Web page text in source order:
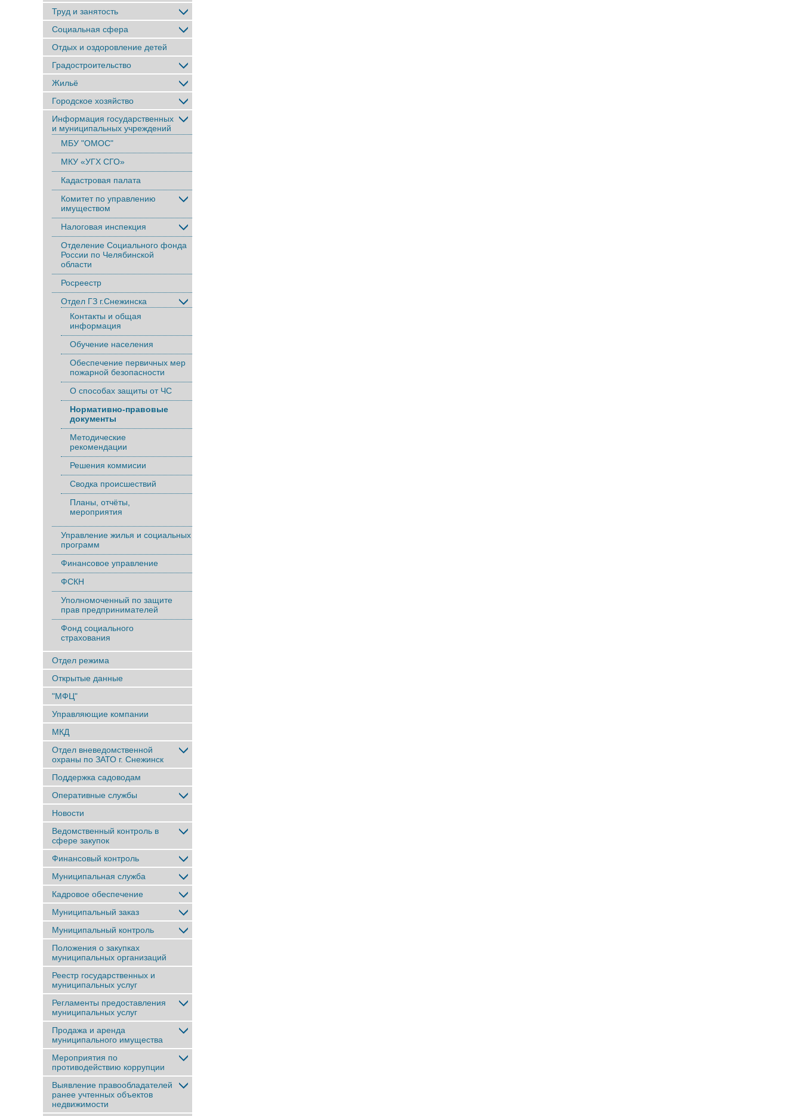
Труд и занятость
Социальная сфера
Отдых и оздоровление детей
Градостроительство
Жильё
Городское хозяйство
Информация государственных
и муниципальных учреждений
МБУ "ОМОС"
МКУ «УГХ СГО»
Кадастровая палата
Комитет по управлению
имуществом
Налоговая инспекция
Отделение Социального фонда
России по Челябинской
области
Росреестр
Отдел ГЗ г.Снежинска
Контакты и общая
информация
Обучение населения
Обеспечение первичных мер
пожарной безопасности
О способах защиты от ЧС
Нормативно-правовые
документы
Методические
рекомендации
Решения коммисии
Сводка происшествий
Планы, отчёты,
мероприятия
Управление жилья и социальных
программ
Финансовое управление
ФСКН
Уполномоченный по защите
прав предпринимателей
Фонд социального
страхования
Отдел режима
Открытые данные
"МФЦ"
Управляющие компании
МКД
Отдел вневедомственной
охраны по ЗАТО г. Снежинск
Поддержка садоводам
Оперативные службы
Новости
Ведомственный контроль в
сфере закупок
Финансовый контроль
Муниципальная служба
Кадровое обеспечение
Муниципальный заказ
Муниципальный контроль
Положения о закупках
муниципальных организаций
Реестр государственных и
муниципальных услуг
Регламенты предоставления
муниципальных услуг
Продажа и аренда
муниципального имущества
Мероприятия по
противодействию коррупции
Выявление правообладателей
ранее учтенныx объектов
недвижимости